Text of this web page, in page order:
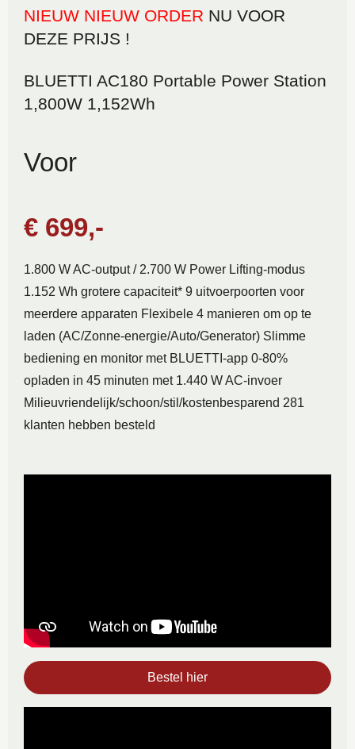
NIEUW NIEUW ORDER NU VOOR
DEZE PRIJS !
BLUETTI AC180 Portable Power Station
1,800W 1,152Wh
Voor
€ 699,-
1.800 W AC-output / 2.700 W Power Lifting-modus
1.152 Wh grotere capaciteit* 9 uitvoerpoorten voor
meerdere apparaten Flexibele 4 manieren om op te
laden (AC/Zonne-energie/Auto/Generator) Slimme
bediening en monitor met BLUETTI-app 0-80%
opladen in 45 minuten met 1.440 W AC-invoer
Milieuvriendelijk/schoon/stil/kostenbesparend 281
klanten hebben besteld
Bestel hier